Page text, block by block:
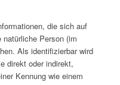
die sich auf
Person (im
Als identifizierbar wird
direkt oder indirekt,
Kennung wie einem